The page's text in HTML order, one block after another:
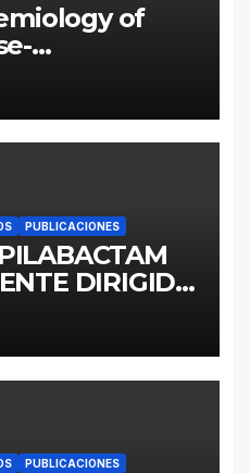
of
in
PUBLICACIONES
DIRIGIDO
DE
PUBLICACIONES